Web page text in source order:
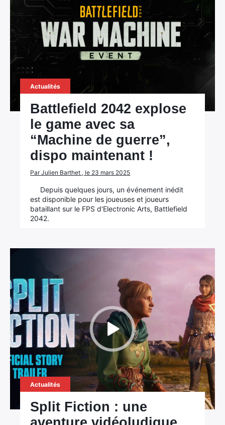
Actualités
Battlefield 2042 explose
le game avec sa
“Machine de guerre”,
dispo maintenant !
Par Julien Barthet , le 23 mars 2025
Depuis quelques jours, un événement inédit
est disponible pour les joueuses et joueurs
bataillant sur le FPS d'Electronic Arts, Battlefield
2042.
Actualités
Split Fiction : une